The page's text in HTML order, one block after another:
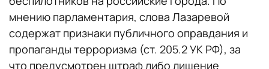
мнению парламентария, слова Лазаревой
содержат признаки публичного оправдания и
пропаганды терроризма (ст. 205.2 УК РФ), за
что предусмотрен штраф либо лишение